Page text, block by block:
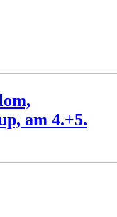
am 4.+5.